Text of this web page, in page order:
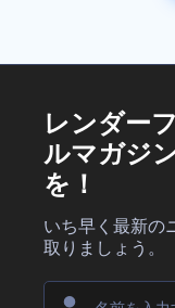
レンダー
ルマガジ
を！
いち早く最新の
取りましょう。